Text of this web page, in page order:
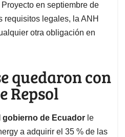
en septiembre de
requisitos legales, la ANH
otra obligación en
quedaron con
Repsol
gobierno de Ecuador le
a adquirir el 35 % de las